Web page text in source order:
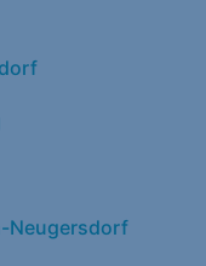
Neugersdorf